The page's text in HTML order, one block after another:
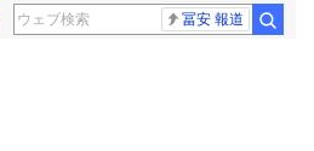
冨安 報道